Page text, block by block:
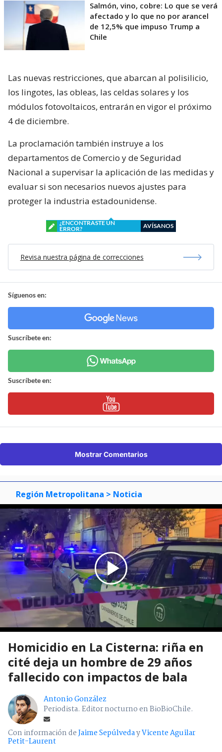
Salmón, vino, cobre: Lo que se verá
afectado y lo que no por arancel
de 12,5% que impuso Trump a
Chile
Las nuevas restricciones, que abarcan al polisilicio,
los lingotes, las obleas, las celdas solares y los
módulos fotovoltaicos, entrarán en vigor el próximo
4 de diciembre.
La proclamación también instruye a los
departamentos de Comercio y de Seguridad
Nacional a supervisar la aplicación de las medidas y
evaluar si son necesarios nuevos ajustes para
proteger la industria estadounidense.
¿ENCONTRASTE UN
ERROR?
AVÍSANOS
Revisa nuestra página de correcciones
Síguenos en:
Suscríbete en:
Suscríbete en:
Mostrar Comentarios
Región Metropolitana > Noticia
Homicidio en La Cisterna: riña en
cité deja un hombre de 29 años
fallecido con impactos de bala
Antonio González
Periodista. Editor nocturno en BioBioChile.
Con información deJaime SepúlvedayVicente Aguilar
Petit-Laurent